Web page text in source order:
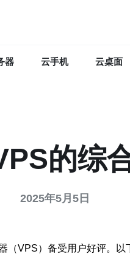
器 云手机 云桌面
的综
2025年5月5日
VPS）备受用户好评。以